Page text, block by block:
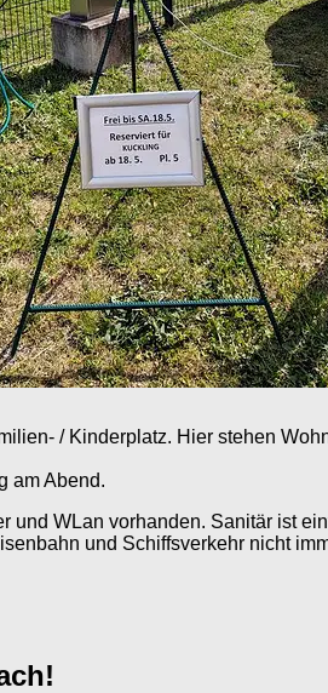
/ Kinderplatz. Hier stehen
am Abend.
WLan vorhanden. Sanitär ist
und Schiffsverkehr nicht